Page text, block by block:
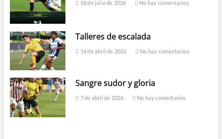
18 de julio de 2026 No hay comentarios
Talleres de escalada
14 de abril de 2026 No hay comentarios
Sangre sudor y gloria
7 de abril de 2026 No hay comentarios